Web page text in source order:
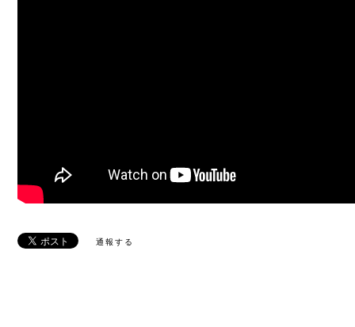
通報する